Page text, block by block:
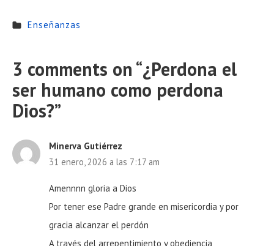
Enseñanzas
3 comments on “¿Perdona el
ser humano como perdona
Dios?”
Minerva Gutiérrez
31 enero, 2026 a las 7:17 am
Amennnn gloria a Dios
Por tener ese Padre grande en misericordia y por
gracia alcanzar el perdón
A través del arrepentimiento y obediencia